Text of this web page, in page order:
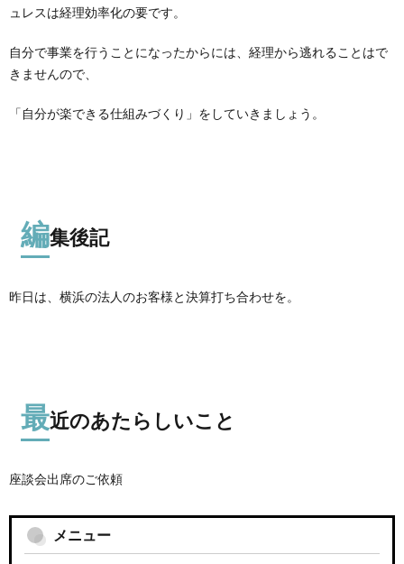
ュレスは経理効率化の要です。
自分で事業を行うことになったからには、経理から逃れることはで
きませんので、
「自分が楽できる仕組みづくり」をしていきましょう。
編集後記
昨日は、横浜の法人のお客様と決算打ち合わせを。
最近のあたらしいこと
座談会出席のご依頼
メニュー